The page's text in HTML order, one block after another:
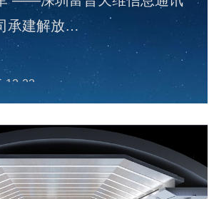
承建解放…
12-22
承建某地智慧国防动员（人
12-19